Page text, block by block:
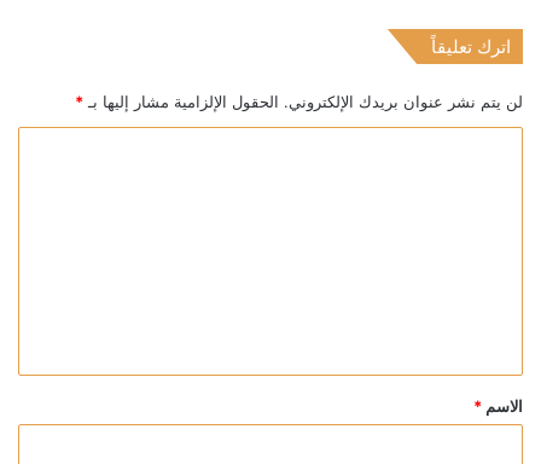
اترك تعليقاً
لن يتم نشر عنوان بريدك الإلكتروني. الحقول الإلزامية مشار إليها بـ *
*
الاسم *